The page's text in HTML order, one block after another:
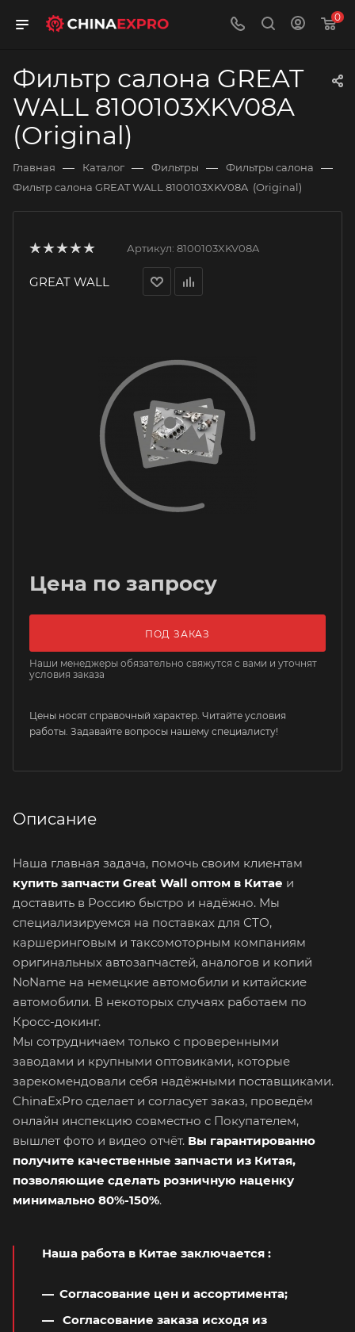
0
Фильтр салона GREAT
WALL 8100103XKV08A
(Original)
Главная — Каталог — Фильтры — Фильтры салона —
Фильтр салона GREAT WALL 8100103XKV08A (Original)
Артикул: 8100103XKV08A
GREAT WALL
Цена по запросу
ПОД ЗАКАЗ
Наши менеджеры обязательно свяжутся с вами и уточнят
условия заказа
Цены носят справочный характер. Читайте условия
работы. Задавайте вопросы нашему специалисту!
Описание
Наша главная задача, помочь своим клиентам
купить запчасти Great Wall оптом в Китае и
доставить в Россию быстро и надёжно. Мы
специализируемся на поставках для СТО,
каршеринговым и таксомоторным компаниям
оригинальных автозапчастей, аналогов и копий
NoName на немецкие автомобили и китайские
автомобили. В некоторых случаях работаем по
Кросс-докинг.
Мы сотрудничаем только с проверенными
заводами и крупными оптовиками, которые
зарекомендовали себя надёжными поставщиками.
ChinaExPro сделает и согласует заказ, проведём
онлайн инспекцию совместно с Покупателем,
вышлет фото и видео отчёт. Вы гарантированно
получите качественные запчасти из Китая,
позволяющие сделать розничную наценку
минимально 80%-150%.
Наша работа в Китае заключается :
Согласование цен и ассортимента;
Согласование заказа исходя из